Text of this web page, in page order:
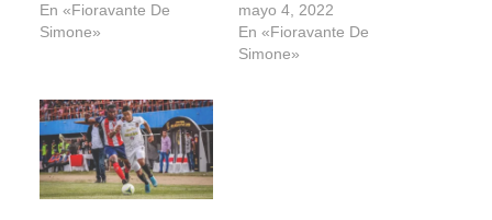
En «Fioravante De
Simone»
mayo 4, 2022
En «Fioravante De
Simone»